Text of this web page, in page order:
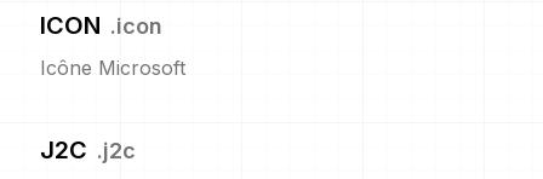
ICON .icon
Icône Microsoft
J2C .j2c